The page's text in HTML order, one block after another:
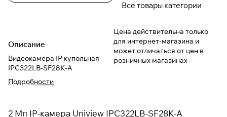
Описание
Видеокамера IP купольная
IPC322LB-SF28K-A
Подробности
Все товары категории
Цена действительна только
для интернет-магазина и
может отличаться от цен в
розничных магазинах
2 Мп IP-камера Uniview IPC322LB-SF28K-A